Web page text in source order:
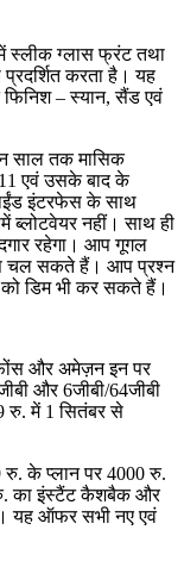
स्लीक ग्लास फ्रंट तथा
करता है। यह
– स्यान, सैंड एवं
साल तक मासिक
एवं उसके बाद के
इंटरफेस के साथ
ब्लोटवेयर नहीं। साथ ही
रहेगा। आप गूगल
चल सकते हैं। आप प्रश्न
डिम भी कर सकते हैं।
और अमेज़न इन पर
और 6जीबी/64जीबी
रु. में 1 सितंबर से
रु. के प्लान पर 4000 रु.
का इंस्टैंट कैशबैक और
यह ऑफर सभी नए एवं